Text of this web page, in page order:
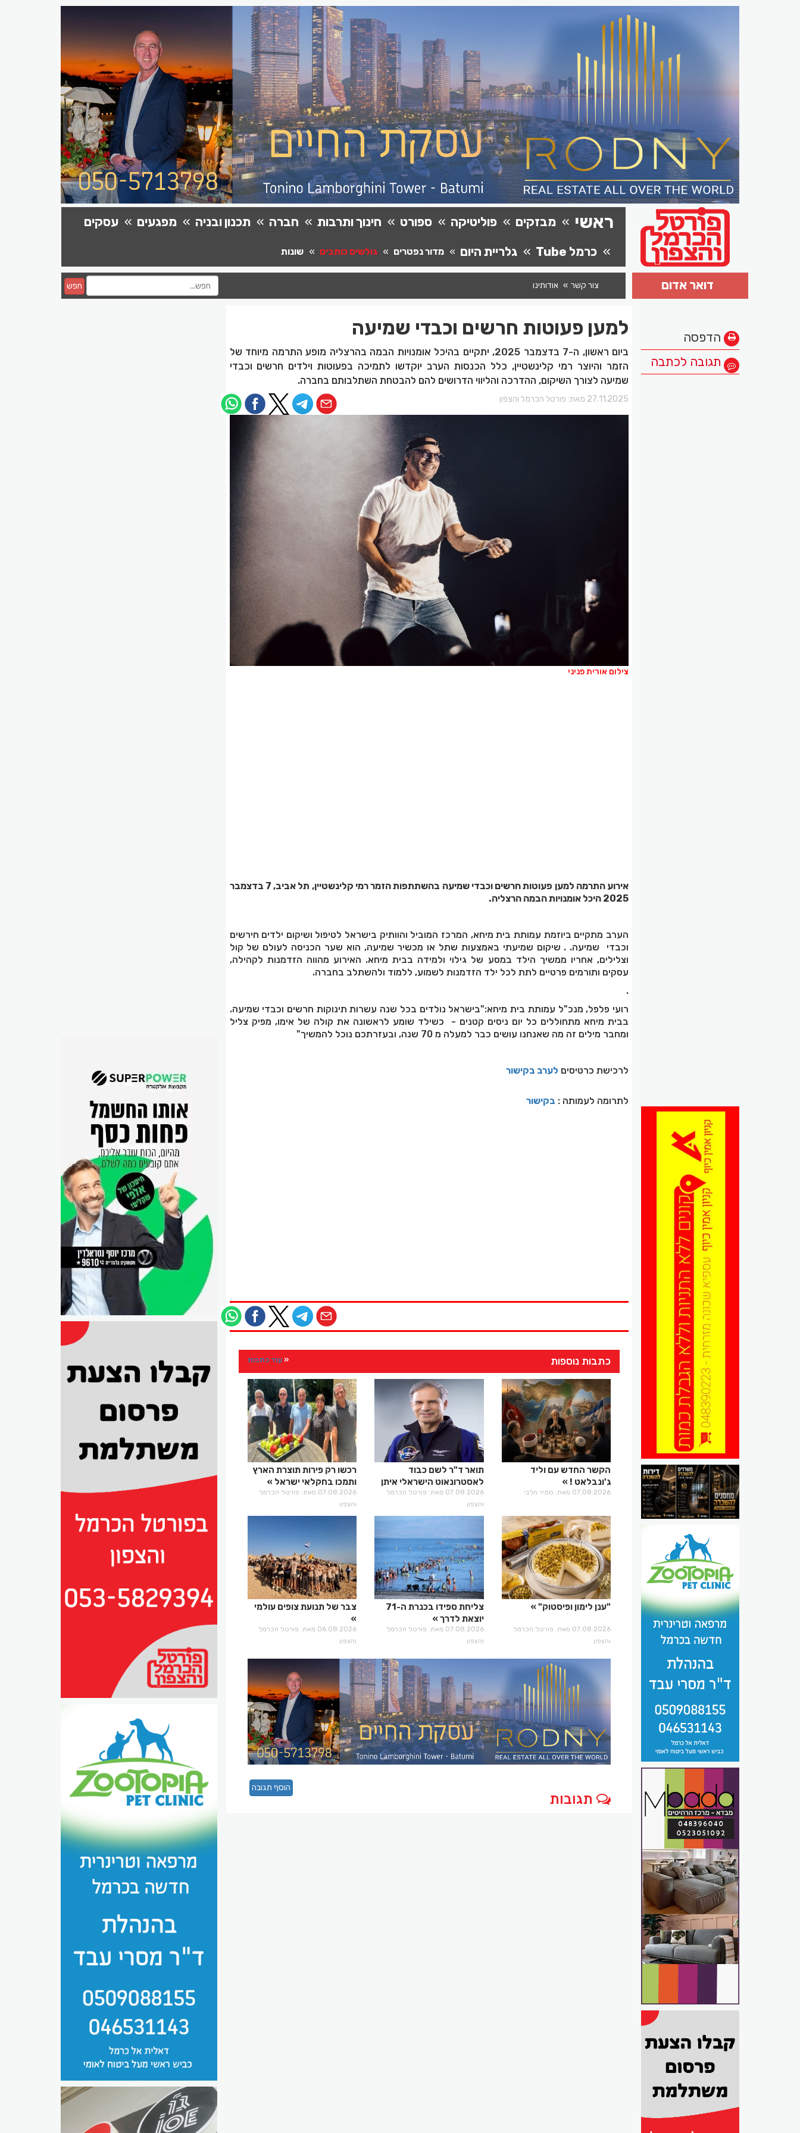
ראשי מבזקים פוליטיקה ספורט חינוך ותרבות חברה תכנון ובניה מפגעים
עסקים
כרמל Tube
גלריית היום מדור נפטרים גולשים כותבים שונות
צור קשר אודותינו חפש דואר אדום
הדפסה
תגובה לכתבה
למען פעוטות חרשים וכבדי שמיעה
ביום ראשון, ה-7 בדצמבר 2025, יתקיים בהיכל אומנויות הבמה בהרצליה מופע התרמה מיוחד של
הזמר והיוצר רמי קלינשטיין, כלל הכנסות הערב יוקדשו לתמיכה בפעוטות וילדים חרשים וכבדי
שמיעה לצורך השיקום, ההדרכה והליווי הדרושים להם להבטחת השתלבותם בחברה.
27.11.2025 מאת: פורטל הכרמל והצפון
צילום אורית פניני
אירוע התרמה למען פעוטות חרשים וכבדי שמיעה בהשתתפות הזמר רמי קלינשטיין,
תל אביב, 7 בדצמבר
2025 היכל אומנויות הבמה הרצליה.
הערב מתקיים ביוזמת עמותת בית מיחא, המרכז המוביל והוותיק בישראל לטיפול ושיקום ילדים חירשים
וכבדי שמיעה. . שיקום שמיעתי באמצעות שתל או מכשיר שמיעה, הוא שער הכניסה לעולם של קול
וצלילים, אחריו ממשיך הילד במסע של גילוי ולמידה בבית מיחא. האירוע מהווה הזדמנות לקהילה,
עסקים ותורמים פרטיים לתת לכל ילד הזדמנות לשמוע, ללמוד ולהשתלב בחברה.
.
רועי פלפל, מנכ"ל עמותת בית מיחא:"בישראל נולדים בכל שנה עשרות תינוקות חרשים וכבדי שמיעה.
בבית מיחא מתחוללים כל יום ניסים קטנים - כשילד שומע לראשונה את קולה של אימו, מפיק צליל
ומחבר מילים זה מה שאנחנו עושים כבר למעלה מ 70 שנה, ובעזרתכם נוכל להמשיך"
לרכישת כרטיסים לערב בקישור
לתרומה לעמותה : בקישור
כתבות נוספות עוד כתבות
הקשר החדש עם וליד
ג'ונבלאט !
07.08.2026 מאת: סמיר חלבי
תואר ד"ר לשם כבוד
לאסטרונאוט הישראלי איתן
סטיבה
07.08.2026 מאת: פורטל הכרמל
והצפון
רכשו רק פירות תוצרת הארץ
ותמכו בחקלאי ישראל
07.08.2026 מאת: פורטל הכרמל
והצפון
"ענן לימון ופיסטוק"
07.08.2026 מאת: פורטל הכרמל
והצפון
צליחת ספידו בכנרת ה-71
יוצאת לדרך
07.08.2026 מאת: פורטל הכרמל
והצפון
צבר של תנועת צופים עולמי
06.08.2026 מאת: פורטל הכרמל
והצפון
תגובות
הוסף תגובה